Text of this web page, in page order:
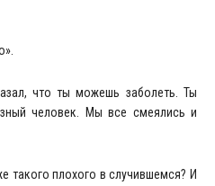
что ты можешь заболеть. Ты
человек. Мы все смеялись и
такого плохого в случившемся? И